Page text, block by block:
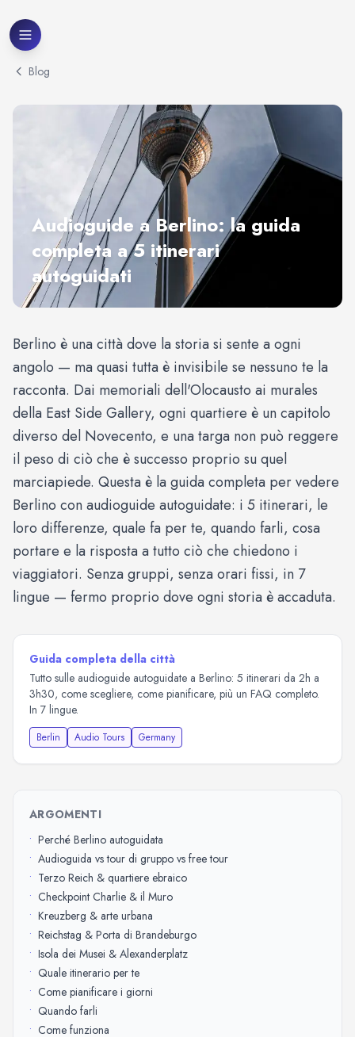
Blog
Audioguide a Berlino: la guida
completa a 5 itinerari
autoguidati
Berlino è una città dove la storia si sente a ogni
angolo — ma quasi tutta è invisibile se nessuno te la
racconta. Dai memoriali dell'Olocausto ai murales
della East Side Gallery, ogni quartiere è un capitolo
diverso del Novecento, e una targa non può reggere
il peso di ciò che è successo proprio su quel
marciapiede. Questa è la guida completa per vedere
Berlino con audioguide autoguidate: i 5 itinerari, le
loro differenze, quale fa per te, quando farli, cosa
portare e la risposta a tutto ciò che chiedono i
viaggiatori. Senza gruppi, senza orari fissi, in 7
lingue — fermo proprio dove ogni storia è accaduta.
Guida completa della città
Tutto sulle audioguide autoguidate a Berlino: 5 itinerari da 2h a
3h30, come scegliere, come pianificare, più un FAQ completo.
In 7 lingue.
Berlin Audio Tours Germany
ARGOMENTI
• Perché Berlino autoguidata
• Audioguida vs tour di gruppo vs free tour
• Terzo Reich & quartiere ebraico
• Checkpoint Charlie & il Muro
• Kreuzberg & arte urbana
• Reichstag & Porta di Brandeburgo
• Isola dei Musei & Alexanderplatz
• Quale itinerario per te
• Come pianificare i giorni
• Quando farli
• Come funziona